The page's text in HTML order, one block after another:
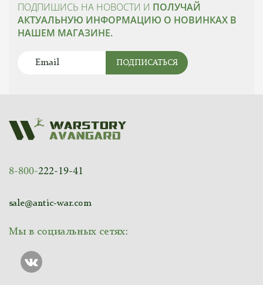
ПОДПИШИСЬ НА НОВОСТИ И ПОЛУЧАЙ
АКТУАЛЬНУЮ ИНФОРМАЦИЮ О НОВИНКАХ В
НАШЕМ МАГАЗИНЕ.
ПОДПИСАТЬСЯ
8-800-222-19-41
sale@antic-war.com
Мы в социальных сетях: